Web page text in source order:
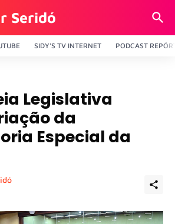
Seridó
SIDY'S TV INTERNET PODCAST
Legislativa
da
Especial da